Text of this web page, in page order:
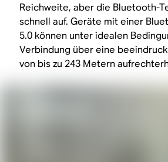
Reichweite, aber die Bluetooth-
schnell auf. Geräte mit einer
5.0 können unter idealen
Verbindung über eine
von bis zu 243 Metern